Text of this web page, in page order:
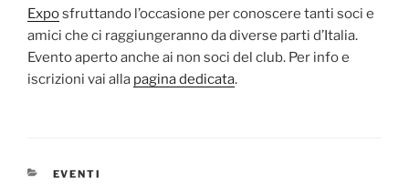
Exposfruttando l’occasione per conoscere tanti soci e
amici che ci raggiungeranno da diverse parti d’Italia.
Evento aperto anche ai non soci del club. Per info e
iscrizioni vai alla pagina dedicata.
CATEGORIE
EVENTI